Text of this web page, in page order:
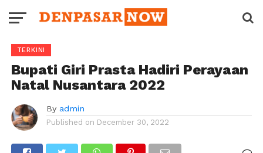
TERKINI
Bupati Giri Prasta Hadiri Perayaan
Natal Nusantara 2022
By admin
Published on December 30, 2022